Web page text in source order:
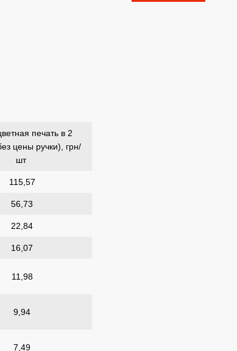
печать в 2
цены ручки), грн/
шт
115,57
56,73
22,84
16,07
11,98
9,94
7,49